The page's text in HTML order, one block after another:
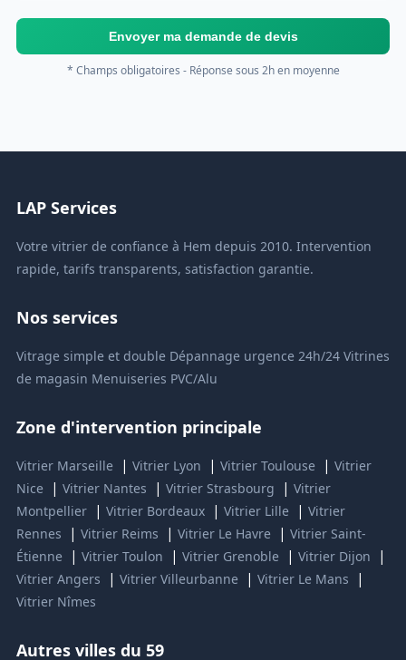
Envoyer ma demande de devis
* Champs obligatoires - Réponse sous 2h en moyenne
LAP Services
Votre vitrier de confiance à Hem depuis 2010. Intervention
rapide, tarifs transparents, satisfaction garantie.
Nos services
Vitrage simple et double Dépannage urgence 24h/24 Vitrines
de magasin Menuiseries PVC/Alu
Zone d'intervention principale
Vitrier Marseille | Vitrier Lyon | Vitrier Toulouse | Vitrier
Nice
| Vitrier Nantes | Vitrier Strasbourg | Vitrier
Montpellier | Vitrier Bordeaux | Vitrier Lille | Vitrier
Rennes
| Vitrier Reims | Vitrier Le Havre | Vitrier Saint-
Étienne
| Vitrier Toulon | Vitrier Grenoble | Vitrier Dijon |
Vitrier Angers | Vitrier Villeurbanne | Vitrier Le Mans |
Vitrier Nîmes
Autres villes du 59